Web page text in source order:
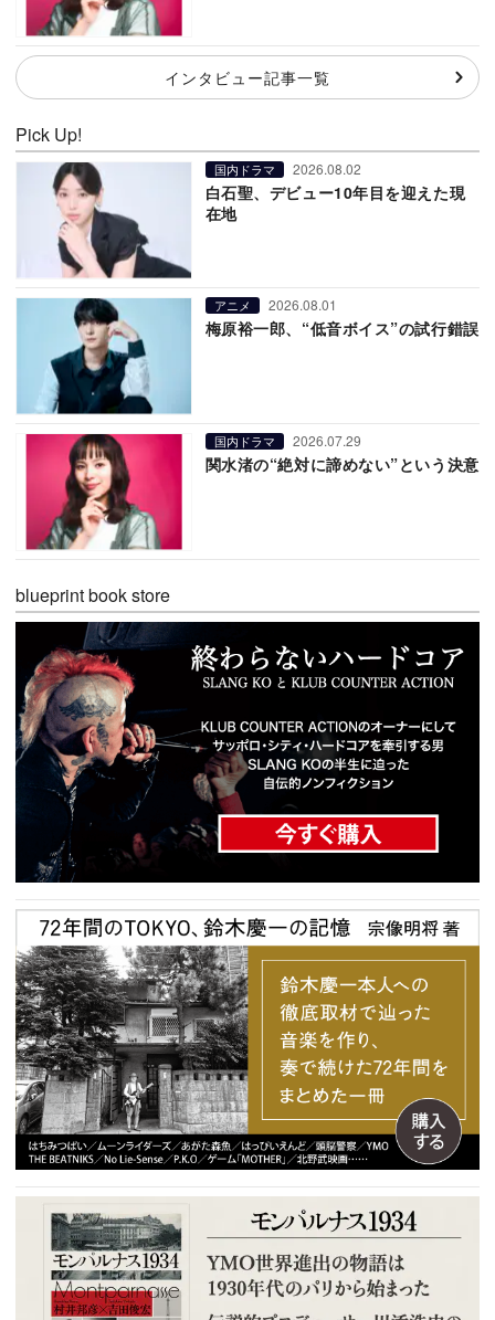
インタビュー記事一覧
Pick Up!
国内ドラマ 2026.08.02
白石聖、デビュー10年目を迎えた現
在地
アニメ 2026.08.01
梅原裕一郎、“低音ボイス”の試行錯誤
国内ドラマ 2026.07.29
関水渚の“絶対に諦めない”という決意
blueprint book store